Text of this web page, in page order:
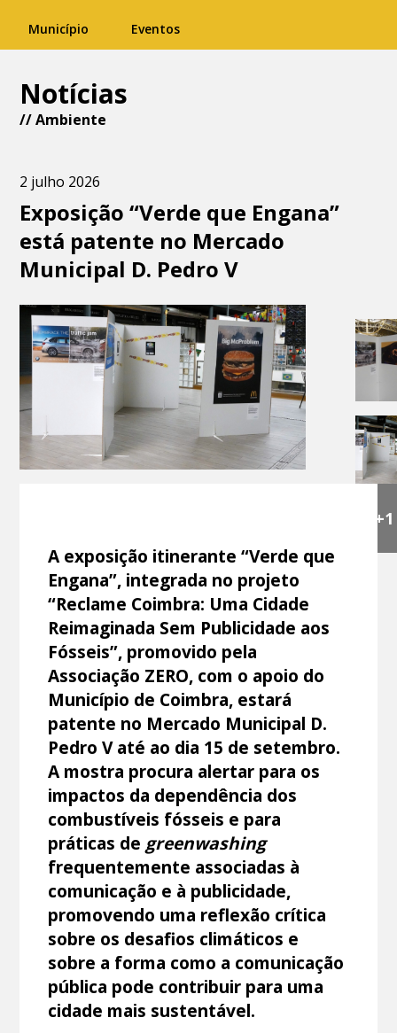
Município Eventos
Notícias
//Ambiente
2 julho 2026
Exposição “Verde que Engana”
está patente no Mercado
Municipal D. Pedro V
+1
A exposição itinerante “Verde que
Engana”, integrada no projeto
“Reclame Coimbra: Uma Cidade
Reimaginada Sem Publicidade aos
Fósseis”, promovido pela
Associação ZERO, com o apoio do
Município de Coimbra, estará
patente no Mercado Municipal D.
Pedro V até ao dia 15 de setembro.
A mostra procura alertar para os
impactos da dependência dos
combustíveis fósseis e para
práticas de greenwashing
frequentemente associadas à
comunicação e à publicidade,
promovendo uma reflexão crítica
sobre os desafios climáticos e
sobre a forma como a comunicação
pública pode contribuir para uma
cidade mais sustentável.